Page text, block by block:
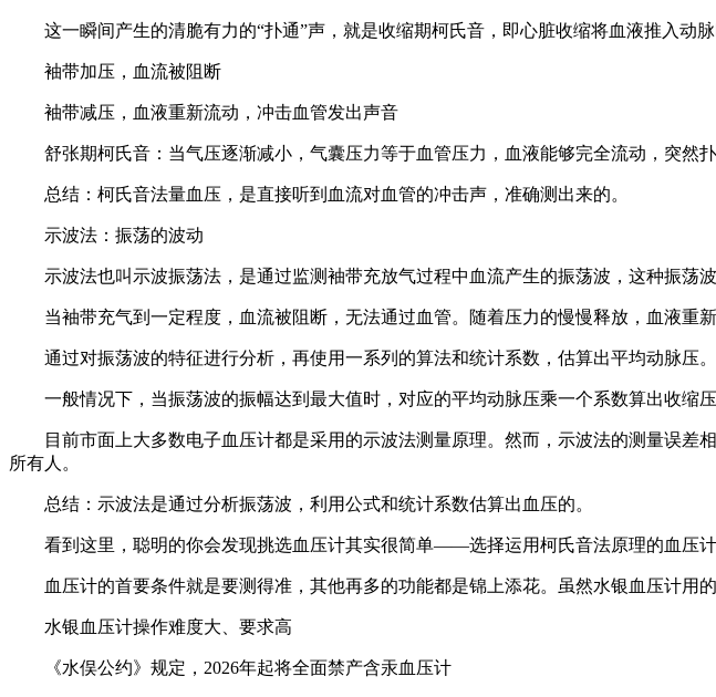
这一瞬间产生的清脆有力的“扑通”声，就是收缩期柯氏音，即心脏收缩将血液推入动脉
袖带加压，血流被阻断
袖带减压，血液重新流动，冲击血管发出声音
舒张期柯氏音：当气压逐渐减小，气囊压力等于血管压力，血液能够完全流动，突然
总结：柯氏音法量血压，是直接听到血流对血管的冲击声，准确测出来的。
示波法：振荡的波动
示波法也叫示波振荡法，是通过监测袖带充放气过程中血流产生的振荡波，这种振荡波
当袖带充气到一定程度，血流被阻断，无法通过血管。随着压力的慢慢释放，血液重新
通过对振荡波的特征进行分析，再使用一系列的算法和统计系数，估算出平均动脉压。
一般情况下，当振荡波的振幅达到最大值时，对应的平均动脉压乘一个系数算出收缩压
目前市面上大多数电子血压计都是采用的示波法测量原理。然而，示波法的测量误差
所有人。
总结：示波法是通过分析振荡波，利用公式和统计系数估算出血压的。
看到这里，聪明的你会发现挑选血压计其实很简单——选择运用柯氏音法原理的血压计
血压计的首要条件就是要测得准，其他再多的功能都是锦上添花。虽然水银血压计用
水银血压计操作难度大、要求高
《水俣公约》规定，2026年起将全面禁产含汞血压计